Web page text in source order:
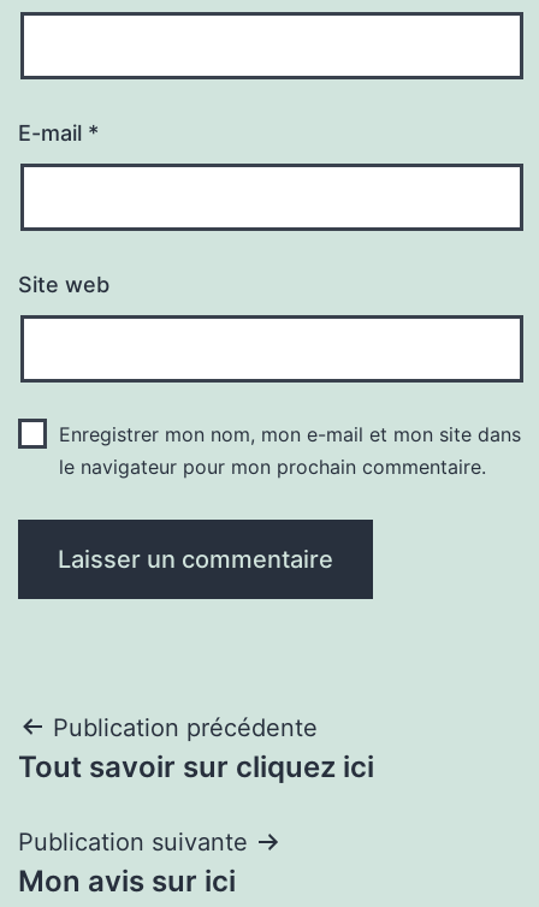
E-mail *
Site web
Enregistrer mon nom, mon e-mail et mon site dans
le navigateur pour mon prochain commentaire.
Navigation
de
l’article
Publication précédente
Tout savoir sur cliquez ici
Publication suivante
Mon avis sur ici